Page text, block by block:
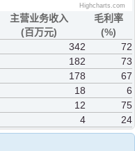
Highcharts.com
主营业务收入
(百万元)
毛利率
(%)
342
72
182
73
178
67
18
6
12
75
4 24